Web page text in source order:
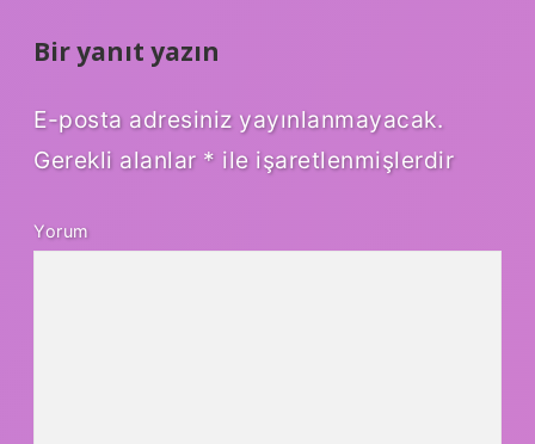
Bir yanıt yazın
E-posta adresiniz yayınlanmayacak.
Gerekli alanlar * ile işaretlenmişlerdir
Yorum